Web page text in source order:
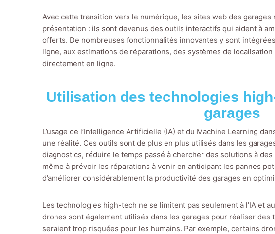
Avec cette transition vers le numérique, les sites web des
présentation : ils sont devenus des outils interactifs qui aident à
offerts. De nombreuses fonctionnalités innovantes y sont
ligne, aux estimations de réparations, des systèmes de
directement en ligne.
Utilisation des technologies
garages
L’usage de l’Intelligence Artificielle (IA) et du Machine Learning
une réalité. Ces outils sont de plus en plus utilisés dans les
diagnostics, réduire le temps passé à chercher des solutions à
même à prévoir les réparations à venir en anticipant les pannes
d’améliorer considérablement la productivité des garages en
Les technologies high-tech ne se limitent pas seulement à l’IA et
drones sont également utilisés dans les garages pour réaliser des
seraient trop risquées pour les humains. Par exemple, certains